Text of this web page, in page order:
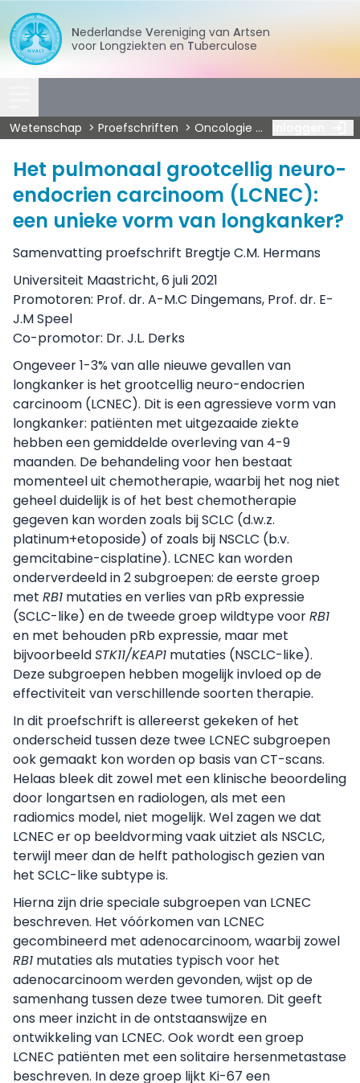
Nederlandse Vereniging van
Artsen
voor Longziekten en Tuberculose
Wetenschap Proefschriften Oncologie
Het pulmonaal grootcellig neuro-
endocrien carcinoom (LCNEC):
een unieke vorm van longkanker?
Samenvatting proefschrift Bregtje C.M. Hermans
Universiteit Maastricht, 6 juli 2021
Promotoren: Prof. dr. A-M.C Dingemans, Prof. dr. E-
J.M Speel
Co-promotor: Dr. J.L. Derks
Ongeveer 1-3% van alle nieuwe gevallen van
longkanker is het grootcellig neuro-endocrien
carcinoom (LCNEC). Dit is een agressieve vorm van
longkanker: patiënten met uitgezaaide ziekte
hebben een gemiddelde overleving van 4-9
maanden. De behandeling voor hen bestaat
momenteel uit chemotherapie, waarbij het nog niet
geheel duidelijk is of het best chemotherapie
gegeven kan worden zoals bij SCLC (d.w.z.
platinum+etoposide) of zoals bij NSCLC (b.v.
gemcitabine-cisplatine). LCNEC kan worden
onderverdeeld in 2 subgroepen: de eerste groep
met RB1 mutaties en verlies van pRb expressie
(SCLC-like) en de tweede groep wildtype voorRB1
en met behouden pRb expressie, maar met
bijvoorbeeldSTK11/KEAP1 mutaties (NSCLC-like).
Deze subgroepen hebben mogelijk invloed op de
effectiviteit van verschillende soorten therapie.
In dit proefschrift is allereerst gekeken of het
onderscheid tussen deze twee LCNEC subgroepen
ook gemaakt kon worden op basis van CT-scans.
Helaas bleek dit zowel met een klinische beoordeling
door longartsen en radiologen, als met een
radiomics model, niet mogelijk. Wel zagen we dat
LCNEC er op beeldvorming vaak uitziet als NSCLC,
terwijl meer dan de helft pathologisch gezien van
het SCLC-like subtype is.
Hierna zijn drie speciale subgroepen van LCNEC
beschreven. Het vóórkomen van LCNEC
gecombineerd met adenocarcinoom, waarbij zowel
RB1 mutaties als mutaties typisch voor het
adenocarcinoom werden gevonden, wijst op de
samenhang tussen deze twee tumoren. Dit geeft
ons meer inzicht in de ontstaanswijze en
ontwikkeling van LCNEC. Ook wordt een groep
LCNEC patiënten met een solitaire hersenmetastase
beschreven. In deze groep lijkt Ki-67 een